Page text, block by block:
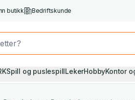
butikk Bedriftskunde
Spill og puslespillLekerHobbyKontor